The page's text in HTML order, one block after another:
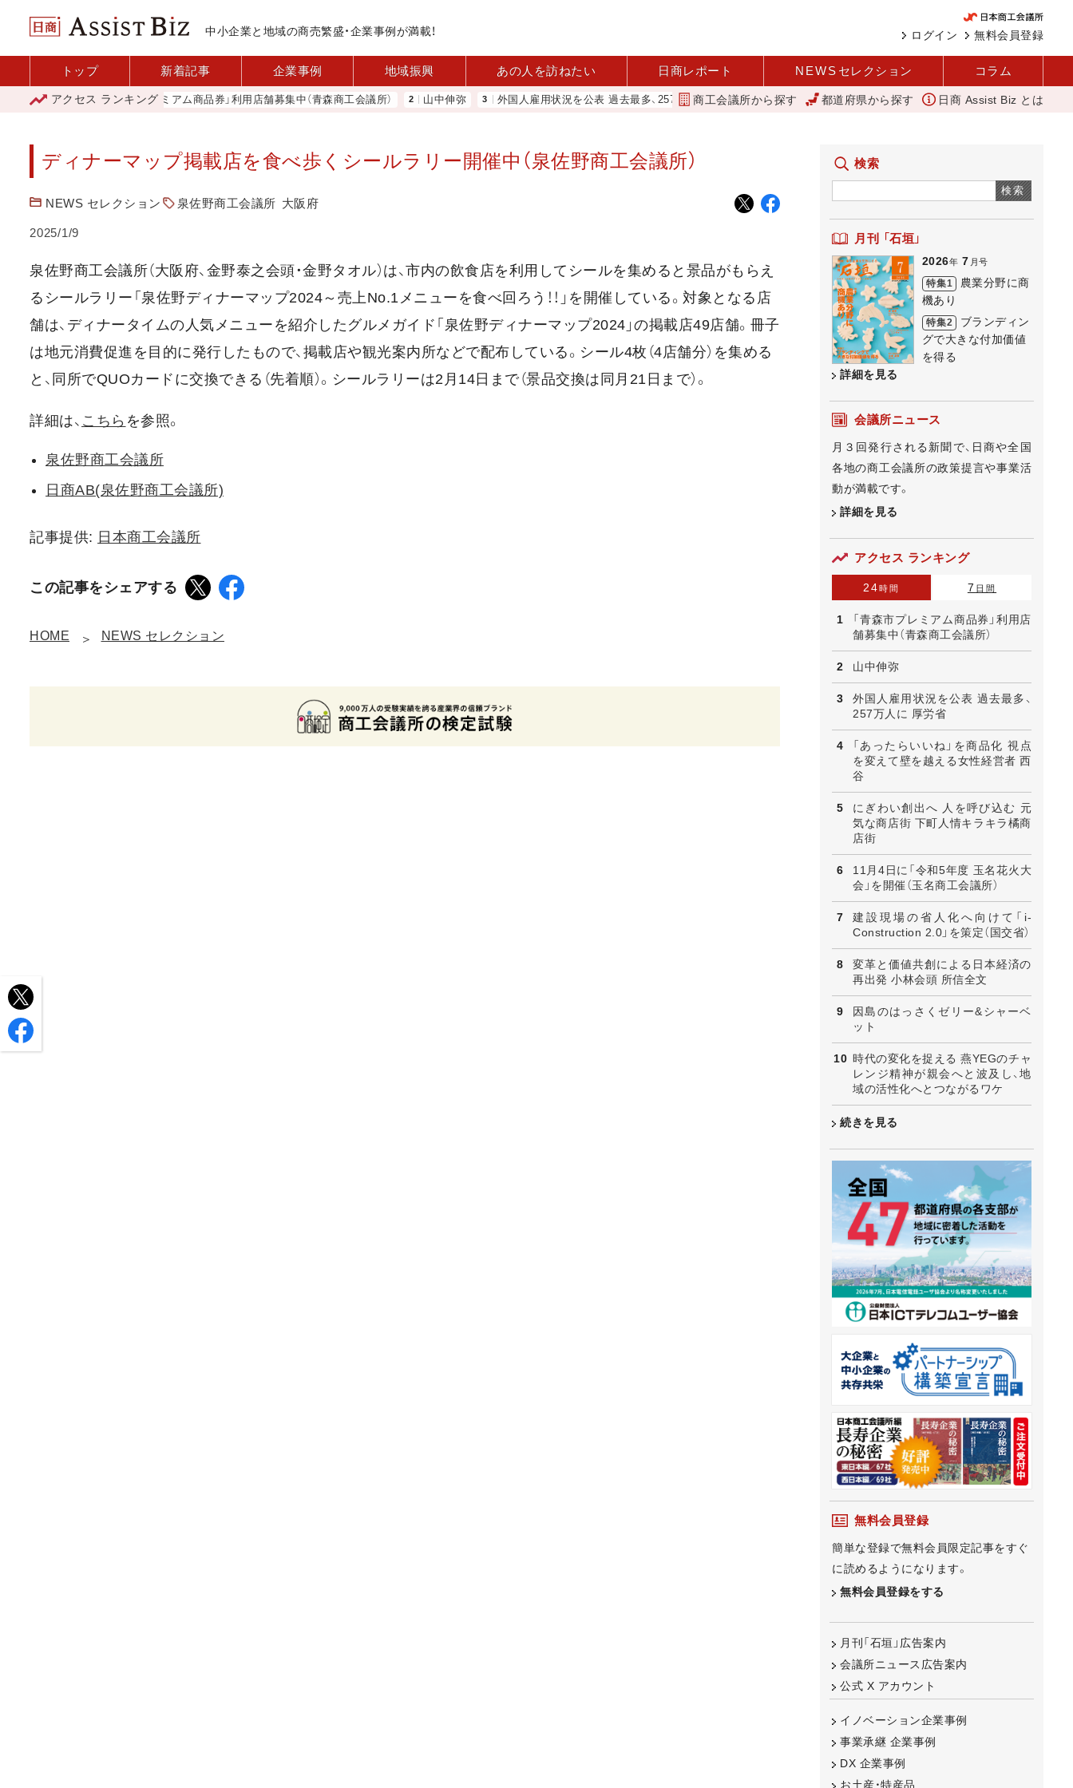
中小企業と地域の商売繁盛・企業事例が満載！ 無料会員登録
ログイン
トップ 新着記事 企業事例 地域振興 あの人を訪ねたい 日商レポート NEWS セレクション コラム
アクセス ランキング
「青森市プレミアム商品券」利用店舗募集中（青森商工会議所） 山中伸弥 外国人雇用状況を公表 過去最多、257万人に 厚労省 「あったらいいね」を商品化 視点を変えて壁を越える女性経営者 西
商工会議所から探す 都道府県から探す 日商 Assist Biz とは
ディナーマップ掲載店を食べ歩くシールラリー開催中（泉佐野商工会議所）
NEWS セレクション 泉佐野商工会議所 大阪府
2025/1/9
泉佐野商工会議所（大阪府、金野泰之会頭・金野タオル）は、市内の飲食店を利用してシールを集めると景品がもらえ
るシールラリー「泉佐野ディナーマップ2024～売上No.1メニューを食べ回ろう！！」を開催している。対象となる店
舗は、ディナータイムの人気メニューを紹介したグルメガイド「泉佐野ディナーマップ2024」の掲載店49店舗。冊子
は地元消費促進を目的に発行したもので、掲載店や観光案内所などで配布している。シール4枚（4店舗分）を集める
と、同所でQUOカードに交換できる（先着順）。シールラリーは2月14日まで（景品交換は同月21日まで）。
詳細は、 こちら を参照。
泉佐野商工会議所
日商AB(泉佐野商工会議所)
記事提供: 日本商工会議所
この記事をシェアする
HOME NEWS セレクション
検索
検索
月刊 「石垣」
2026年 7 月号
特集1
農業分野に商
機あり
特集2
ブランディン
グで大きな付加価値
を得る
詳細を見る
会議所ニュース
月３回発行される新聞で、日商や全国
各地の商工会議所の政策提言や事業活
動が満載です。
詳細を見る
アクセス ランキング
24時間 7 日間
「青森市プレミアム商品券」利用店
舗募集中（青森商工会議所）
山中伸弥
外国人雇用状況を公表 過去最多、
257万人に 厚労省
「あったらいいね」を商品化 視点
を変えて壁を越える女性経営者 西
谷
にぎわい創出へ 人を呼び込む 元
気な商店街 下町人情キラキラ橘商
店街
11月4日に「令和5年度 玉名花火大
会」を開催（玉名商工会議所）
建設現場の省人化へ向けて「i-
Construction 2.0」を策定（国交省）
変革と価値共創による日本経済の
再出発 小林会頭 所信全文
因島のはっさくゼリー&シャーベ
ット
時代の変化を捉える 燕YEGのチャ
レンジ精神が親会へと波及し、地
域の活性化へとつながるワケ
続きを見る
無料会員登録
簡単な登録で無料会員限定記事をすぐ
に読めるようになります。
無料会員登録をする
月刊「石垣」広告案内
会議所ニュース広告案内
公式 X アカウント
イノベーション企業事例
事業承継 企業事例
DX 企業事例
お土産・特産品